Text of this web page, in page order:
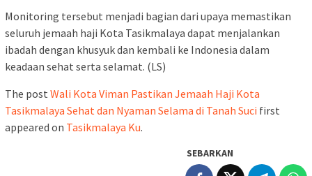
Monitoring tersebut menjadi bagian dari upaya memastikan
seluruh jemaah haji Kota Tasikmalaya dapat menjalankan
ibadah dengan khusyuk dan kembali ke Indonesia dalam
keadaan sehat serta selamat. (LS)
The post Wali Kota Viman Pastikan Jemaah Haji Kota
Tasikmalaya Sehat dan Nyaman Selama di Tanah Suci first
appeared on Tasikmalaya Ku.
SEBARKAN